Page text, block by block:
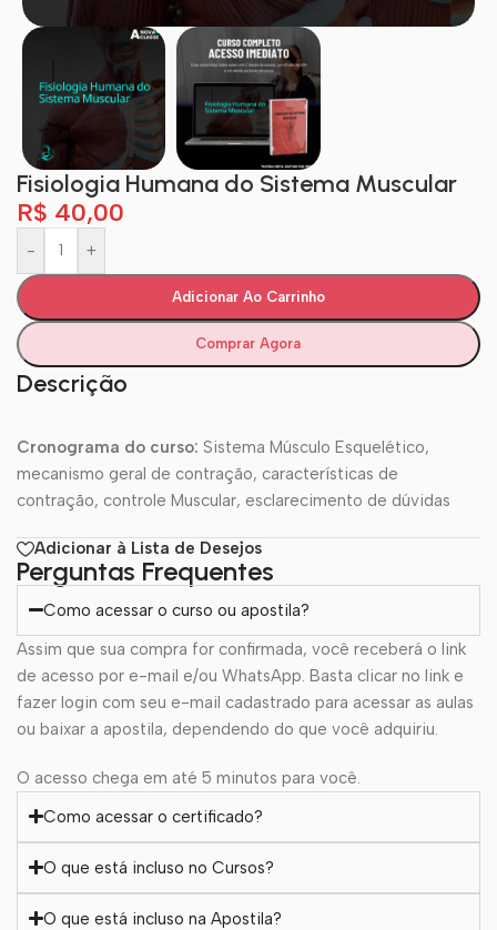
Fisiologia Humana do Sistema Muscular
R$ 40,00
- +
Adicionar Ao Carrinho
Comprar Agora
Descrição
Cronograma do curso: Sistema Músculo Esquelético,
mecanismo geral de contração, características de
contração, controle Muscular, esclarecimento de dúvidas
Adicionar à Lista de Desejos
Perguntas Frequentes
Como acessar o curso ou apostila?
Assim que sua compra for confirmada, você receberá o link
de acesso por e-mail e/ou WhatsApp. Basta clicar no link e
fazer login com seu e-mail cadastrado para acessar as aulas
ou baixar a apostila, dependendo do que você adquiriu.
O acesso chega em até 5 minutos para você.
Como acessar o certificado?
O que está incluso no Cursos?
O que está incluso na Apostila?